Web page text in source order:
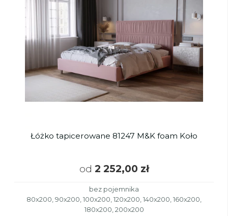
Łóżko tapicerowane 81247 M&K foam Koło
od 2 252,00 zł
bez pojemnika
80x200, 90x200, 100x200, 120x200, 140x200, 160x200,
180x200, 200x200